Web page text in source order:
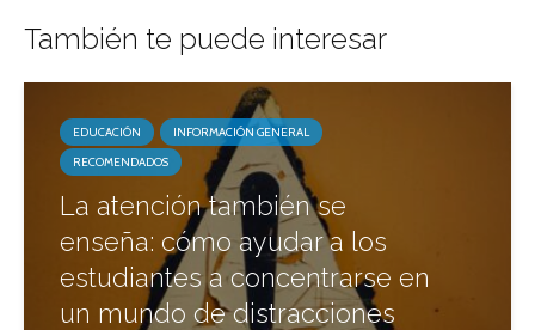
También te puede interesar
EDUCACIÓN
INFORMACIÓN GENERAL
RECOMENDADOS
La atención también se
enseña: cómo ayudar a los
estudiantes a concentrarse en
un mundo de distracciones